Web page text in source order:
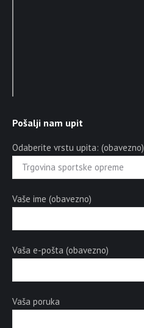
Pošalji nam upit
Odaberite vrstu upita: (obavezno)
Vaše ime (obavezno)
Vaša e-pošta (obavezno)
Vaša poruka